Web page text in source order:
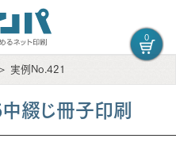
0
実例No.421
綴じ冊子印刷